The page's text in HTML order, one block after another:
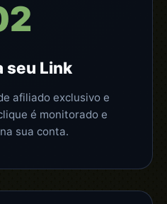
seu Link
afiliado exclusivo e
é monitorado e
sua conta.